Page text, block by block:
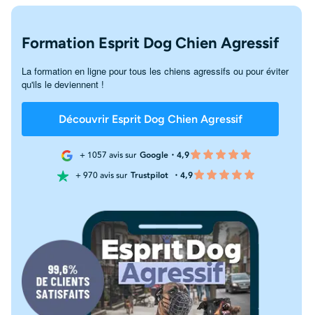
Formation Esprit Dog Chien Agressif
La formation en ligne pour tous les chiens agressifs ou pour éviter
qu'ils le deviennent !
Découvrir Esprit Dog Chien Agressif
+ 1057 avis sur Google・4,9
+ 970 avis sur Trustpilot ・4,9